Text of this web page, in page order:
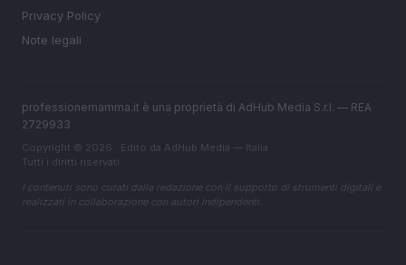
Privacy Policy
Note legali
professionemamma.it è una proprietà di AdHub Media S.r.l. — REA
2729933
Copyright © 2026 · Edito da AdHub Media — Italia
Tutti i diritti riservati
I contenuti sono curati dalla redazione con il supporto di strumenti digitali e
realizzati in collaborazione con autori indipendenti.